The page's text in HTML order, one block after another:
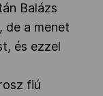
Balázs
a menet
és ezzel
fiú